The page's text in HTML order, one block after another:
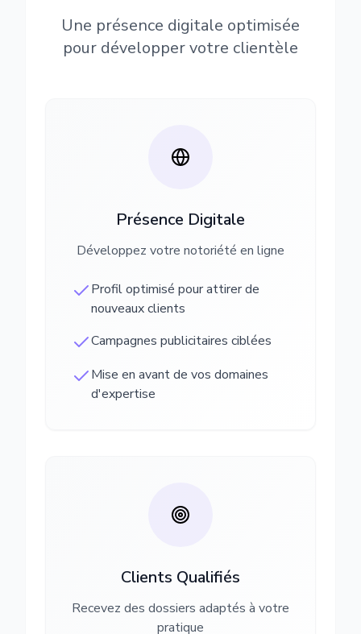
Une présence digitale optimisée
pour développer votre clientèle
Présence Digitale
Développez votre notoriété en ligne
Profil optimisé pour attirer de
nouveaux clients
Campagnes publicitaires ciblées
Mise en avant de vos domaines
d'expertise
Clients Qualifiés
Recevez des dossiers adaptés à votre
pratique